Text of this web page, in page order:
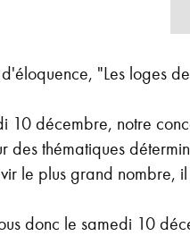
"Les loges
10 décembre, notre
des thématiques
le plus grand nombre,
donc le samedi 10